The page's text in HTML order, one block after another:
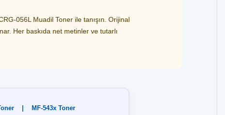
056L Muadil Toner ile tanışın. Orijinal
Her baskıda net metinler ve tutarlı
MF-543x Toner